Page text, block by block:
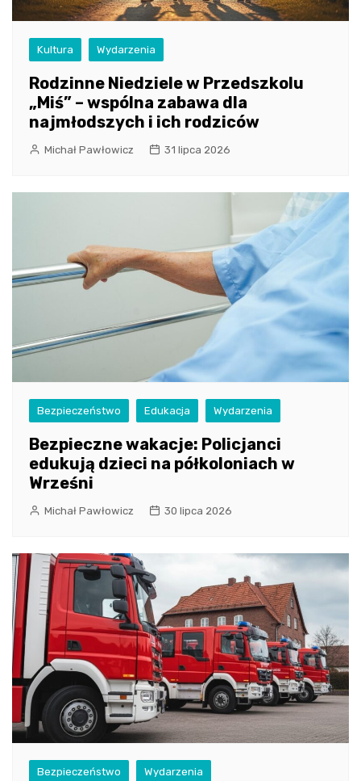
Kultura Wydarzenia
Rodzinne Niedziele w Przedszkolu
„Miś” – wspólna zabawa dla
najmłodszych i ich rodziców
Michał Pawłowicz 31 lipca 2026
Bezpieczeństwo Edukacja Wydarzenia
Bezpieczne wakacje: Policjanci
edukują dzieci na półkoloniach w
Wrześni
Michał Pawłowicz 30 lipca 2026
Bezpieczeństwo Wydarzenia